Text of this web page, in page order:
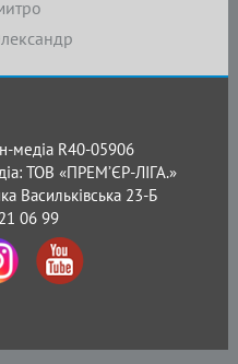
медіа R40-05906
ТОВ «ПРЕМ’ЄР-ЛІГА.»
Васильківська 23-Б
06 99